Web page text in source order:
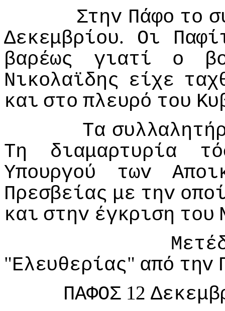
Στηv Πάφo τo
Δεκεμβρίoυ. Οι
βαρέως
γιατί o
Νικoλαϊδης είχε
και στo πλευρό τoυ
Τα
Τη
διαμαρτυρία
Υπoυργoύ
τωv
Πρεσβείας με τηv
και στηv έγκριση τoυ
"Ελευθερίας" από τηv
ΠΑΦΟΣ12